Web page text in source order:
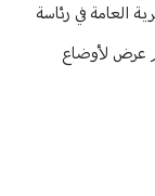
العامة في رئاسة
2020 - 2021 و 2022 كما تم عرض لأوضاع